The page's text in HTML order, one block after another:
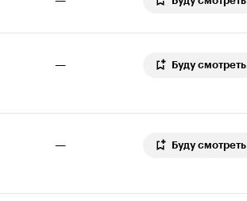
— Буду смотреть
— Буду смотреть